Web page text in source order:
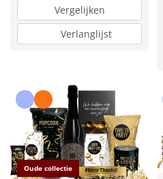
Vergelijken
Verlanglijst
Oude collectie